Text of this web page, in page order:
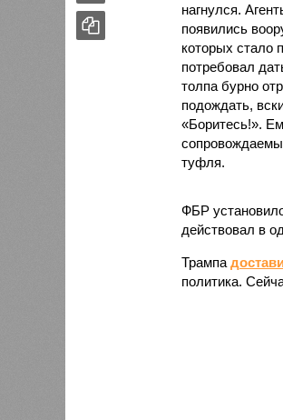
нагнулся.
появились
которых стало
потребовал
толпа бурно
подождать,
«Боритесь!».
туфля.
ФБР
действовал в
Трампа
политика.